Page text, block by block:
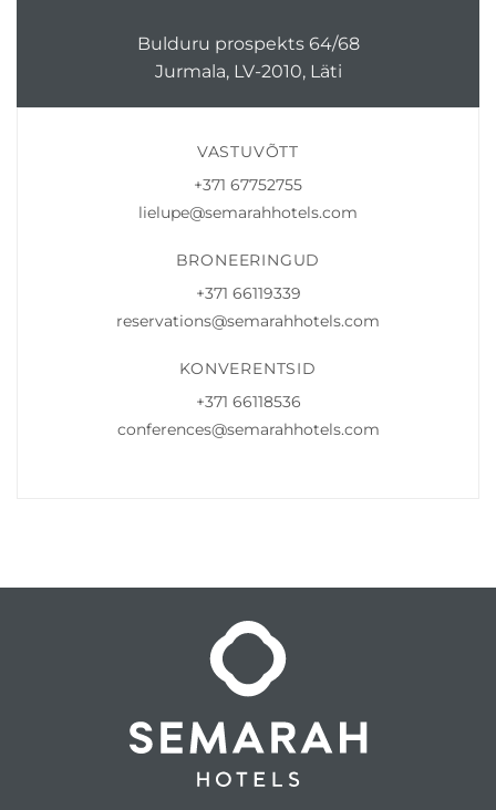
Bulduru prospekts 64/68
Jurmala, LV-2010, Läti
VASTUVÕTT
+371 67752755
lielupe@semarahhotels.com
BRONEERINGUD
+371 66119339
reservations@semarahhotels.com
KONVERENTSID
+371 66118536
conferences@semarahhotels.com